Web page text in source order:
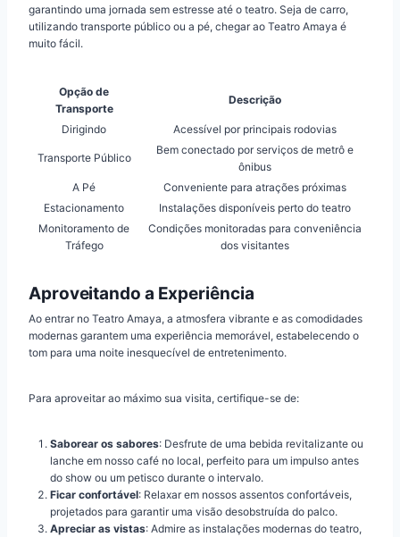
garantindo uma jornada sem estresse até o teatro. Seja de carro,
utilizando transporte público ou a pé, chegar ao Teatro Amaya é
muito fácil.
Opção de
Transporte
Descrição
Dirigindo Acessível por principais rodovias
Transporte Público
Bem conectado por serviços de metrô e
ônibus
A Pé
Conveniente para atrações próximas
Estacionamento
Instalações disponíveis perto do teatro
Monitoramento de
Tráfego
Condições monitoradas para conveniência
dos visitantes
Aproveitando a Experiência
Ao entrar no Teatro Amaya, a atmosfera vibrante e as comodidades
modernas garantem uma experiência memorável, estabelecendo o
tom para uma noite inesquecível de entretenimento.
Para aproveitar ao máximo sua visita, certifique-se de:
Saborear os sabores: Desfrute de uma bebida revitalizante ou
lanche em nosso café no local, perfeito para um impulso antes
do show ou um petisco durante o intervalo.
Ficar confortável: Relaxar em nossos assentos confortáveis,
projetados para garantir uma visão desobstruída do palco.
Apreciar as vistas: Admire as instalações modernas do teatro,